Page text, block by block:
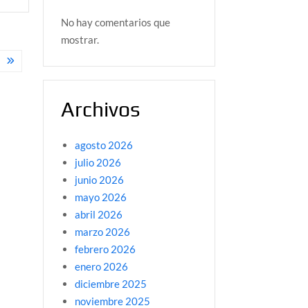
No hay comentarios que
mostrar.
Archivos
agosto 2026
julio 2026
junio 2026
mayo 2026
abril 2026
marzo 2026
febrero 2026
enero 2026
diciembre 2025
noviembre 2025